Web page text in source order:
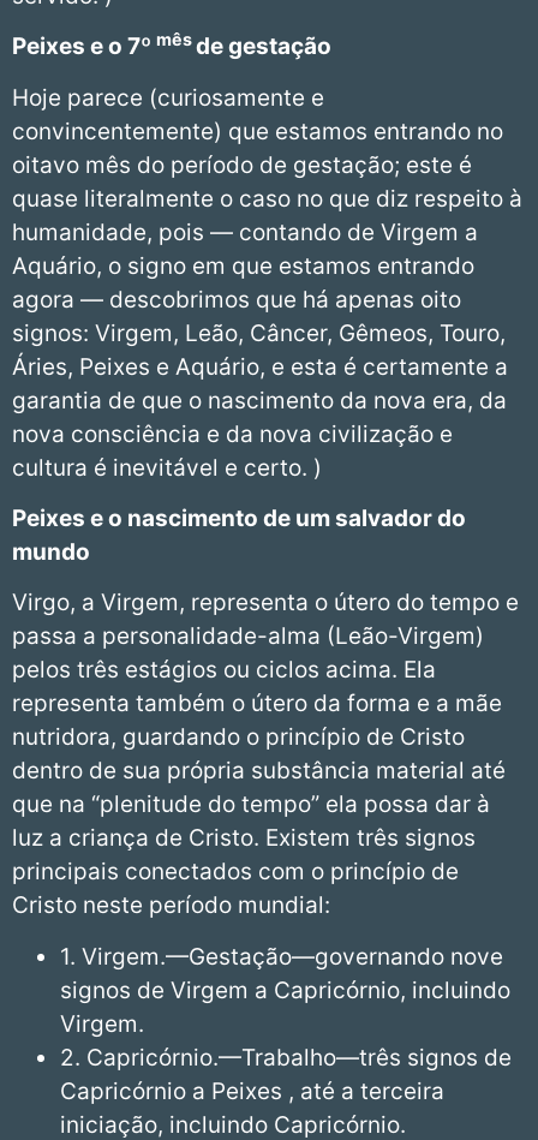
Peixes e o 7º mêsde gestação
Hoje parece (curiosamente e
convincentemente) que estamos entrando no
oitavo mês do período de gestação; este é
quase literalmente o caso no que diz respeito à
humanidade, pois — contando de Virgem a
Aquário, o signo em que estamos entrando
agora — descobrimos que há apenas oito
signos: Virgem, Leão, Câncer, Gêmeos, Touro,
Áries, Peixes e Aquário, e esta é certamente a
garantia de que o nascimento da nova era, da
nova consciência e da nova civilização e
cultura é inevitável e certo. )
Peixes e o nascimento de um salvador do
mundo
Virgo, a Virgem, representa o útero do tempo e
passa a personalidade-alma (Leão-Virgem)
pelos três estágios ou ciclos acima. Ela
representa também o útero da forma e a mãe
nutridora, guardando o princípio de Cristo
dentro de sua própria substância material até
que na “plenitude do tempo” ela possa dar à
luz a criança de Cristo. Existem três signos
principais conectados com o princípio de
Cristo neste período mundial:
1. Virgem.—Gestação—governando nove
signos de Virgem a Capricórnio, incluindo
Virgem.
2. Capricórnio.—Trabalho—três signos de
Capricórnio a Peixes , até a terceira
iniciação, incluindo Capricórnio.